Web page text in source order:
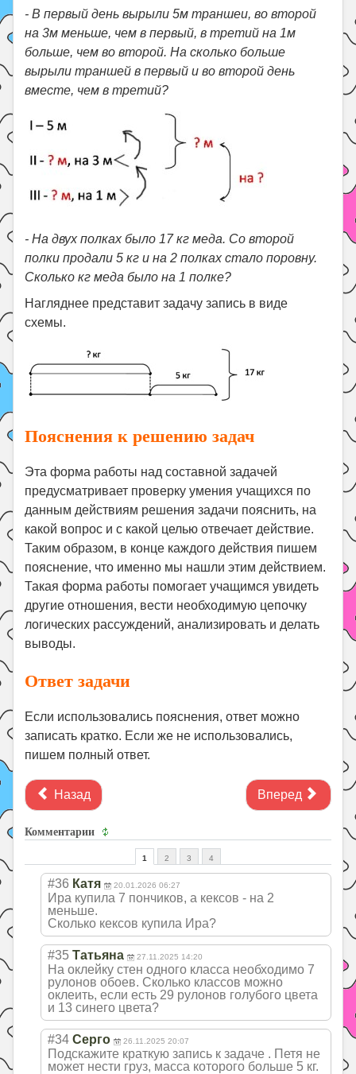
- В первый день вырыли 5м траншеи, во второй
на 3м меньше, чем в первый, в третий на 1м
больше, чем во второй. На сколько больше
вырыли траншей в первый и во второй день
вместе, чем в третий?
- На двух полках было 17 кг меда. Со второй
полки продали 5 кг и на 2 полках стало поровну.
Сколько кг меда было на 1 полке?
Нагляднее представит задачу запись в виде
схемы.
Пояснения к решению задач
Эта форма работы над составной задачей
предусматривает проверку умения учащихся по
данным действиям решения задачи пояснить, на
какой вопрос и с какой целью отвечает действие.
Таким образом, в конце каждого действия пишем
пояснение, что именно мы нашли этим действием.
Такая форма работы помогает учащимся увидеть
другие отношения, вести необходимую цепочку
логических рассуждений, анализировать и делать
выводы.
Ответ задачи
Если использовались пояснения, ответ можно
записать кратко. Если же не использовались,
пишем полный ответ.
Назад Вперед
Комментарии
1 2 3 4
#36 Катя 20.01.2026 06:27
Ира купила 7 пончиков, а кексов - на 2
меньше.
Сколько кексов купила Ира?
#35 Татьяна 27.11.2025 14:20
На оклейку стен одного класса необходимо 7
рулонов обоев. Сколько классов можно
оклеить, если есть 29 рулонов голубого цвета
и 13 синего цвета?
#34 Серго 26.11.2025 20:07
Подскажите краткую запись к задаче . Петя не
может нести груз, масса которого больше 5 кг.